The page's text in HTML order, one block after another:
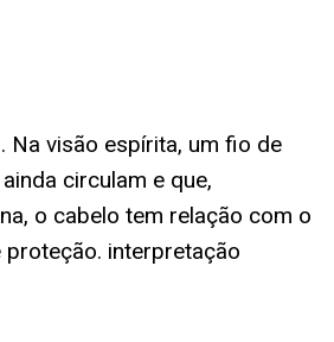
Na visão espírita, um fio de
circulam e que,
o cabelo tem relação com o
interpretação